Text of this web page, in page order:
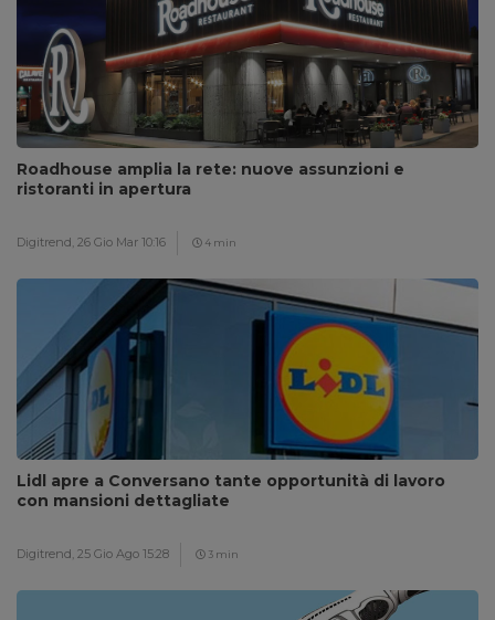
Roadhouse amplia la rete: nuove assunzioni e
ristoranti in apertura
Digitrend, 26 Gio Mar 10:16 4 min
Lidl apre a Conversano tante opportunità di lavoro
con mansioni dettagliate
Digitrend, 25 Gio Ago 15:28 3 min